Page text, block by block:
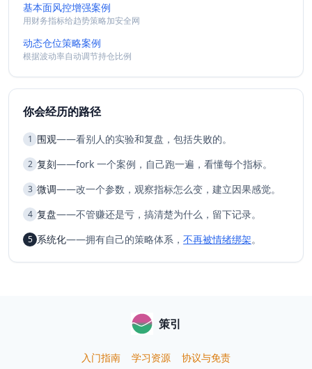
基本面风控增强案例
用财务指标给趋势策略加安全网
动态仓位策略案例
根据波动率自动调节持仓比例
你会经历的路径
1 围观——看别人的实验和复盘，包括失败的。
2 复刻——fork 一个案例，自己跑一遍，看懂每个指标。
3 微调——改一个参数，观察指标怎么变，建立因果感觉。
4 复盘——不管赚还是亏，搞清楚为什么，留下记录。
5 系统化——拥有自己的策略体系， 不再被情绪绑架。
策引
入门指南 学习资源 协议与免责